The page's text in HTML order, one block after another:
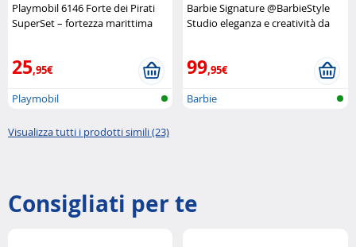
Playmobil 6146 Forte dei Pirati
SuperSet – fortezza marittima
25,95€
Playmobil
Barbie Signature @BarbieStyle
Studio eleganza e creatività da
99,95€
Barbie
Visualizza tutti i prodotti simili (23)
Consigliati per te